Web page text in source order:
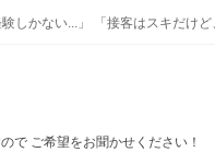
しかない...」 「接客はスキだけ
で ご希望をお聞かせください！